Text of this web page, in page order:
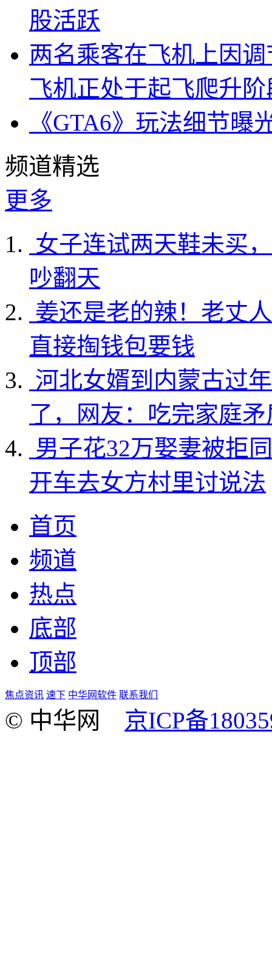
股活跃
两名乘客在飞机上因
飞机正处于起飞爬升阶
《GTA6》玩法细节
频道精选
更多
女子连试两天鞋未买
吵翻天
姜还是老的辣！老丈
直接掏钱包要钱
河北女婿到内蒙古过
了，网友：吃完家庭
男子花32万娶妻被拒
开车去女方村里讨说法
首页
频道
热点
底部
顶部
焦点资讯 速下 中华网软件 联系我们
© 中华网 京ICP备